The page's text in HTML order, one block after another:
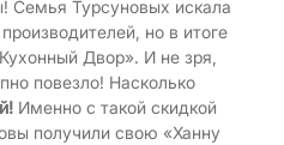
Семья Турсуновых искала
но в итоге
Двор». И не зря,
повезло! Насколько
Именно с такой скидкой
получили свою «Ханну